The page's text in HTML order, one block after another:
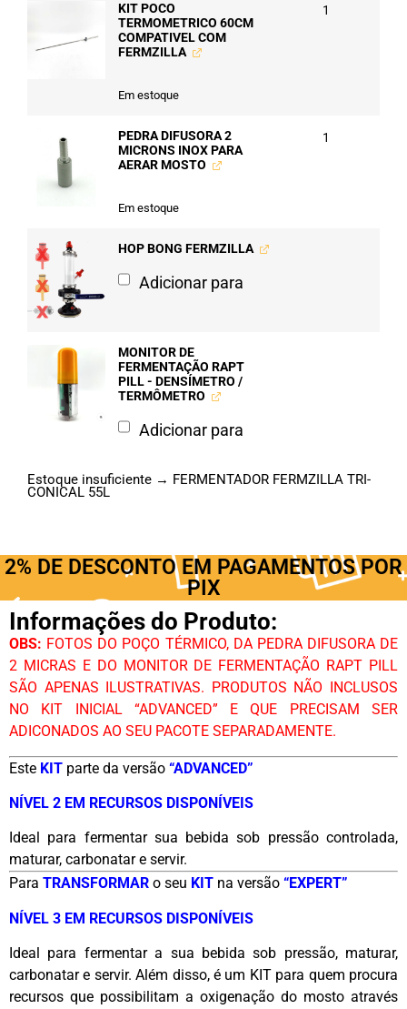
KIT POCO
TERMOMETRICO 60CM
COMPATIVEL COM
FERMZILLA
Em estoque
1
PEDRA DIFUSORA 2
MICRONS INOX PARA
AERAR MOSTO
Em estoque
1
HOP BONG FERMZILLA
Adicionar para
MONITOR DE
FERMENTAÇÃO RAPT
PILL - DENSÍMETRO /
TERMÔMETRO
Adicionar para
Estoque insuficiente → FERMENTADOR FERMZILLA TRI-
CONICAL 55L
2% DE DESCONTO EM PAGAMENTOS POR
PIX
Informações do Produto:
OBS: FOTOS DO POÇO TÉRMICO, DA PEDRA DIFUSORA DE
2 MICRAS E DO MONITOR DE FERMENTAÇÃO RAPT PILL
SÃO APENAS ILUSTRATIVAS. PRODUTOS NÃO INCLUSOS
NO KIT INICIAL “ADVANCED” E QUE PRECISAM SER
ADICONADOS AO SEU PACOTE SEPARADAMENTE.
Este KIT parte da versão “ADVANCED”
NÍVEL 2 EM RECURSOS DISPONÍVEIS
Ideal para fermentar sua bebida sob pressão controlada,
maturar, carbonatar e servir.
Para TRANSFORMAR o seu KIT na versão “EXPERT”
NÍVEL 3 EM RECURSOS DISPONÍVEIS
Ideal para fermentar a sua bebida sob pressão, maturar,
carbonatar e servir. Além disso, é um KIT para quem procura
recursos que possibilitam a oxigenação do mosto através